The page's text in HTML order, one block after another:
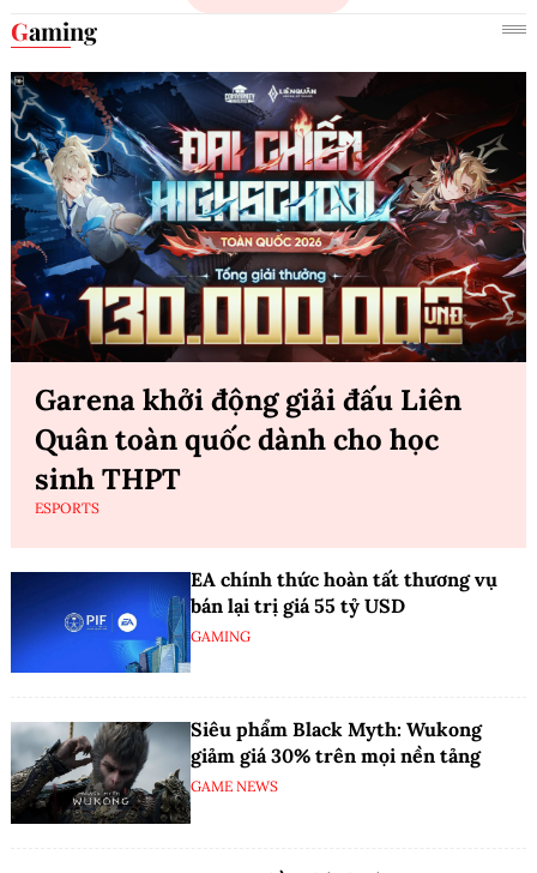
Gaming
Garena khởi động giải đấu Liên
Quân toàn quốc dành cho học
sinh THPT
ESPORTS
EA chính thức hoàn tất thương vụ
bán lại trị giá 55 tỷ USD
GAMING
Siêu phẩm Black Myth: Wukong
giảm giá 30% trên mọi nền tảng
GAME NEWS